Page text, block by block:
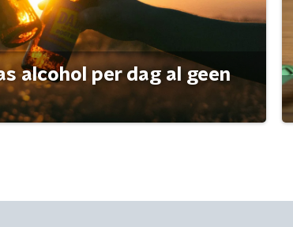
alcohol per dag al geen